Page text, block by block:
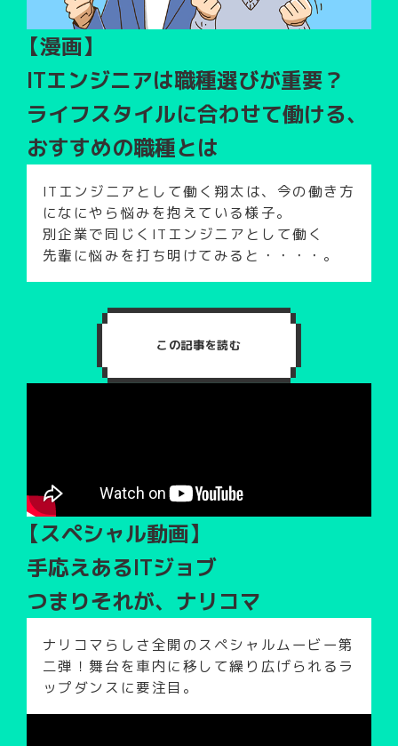
【漫画】
ITエンジニアは職種選びが重要？
ライフスタイルに合わせて働ける、
おすすめの職種とは
ITエンジニアとして働く翔太は、今の働き方
になにやら悩みを抱えている様子。
別企業で同じくITエンジニアとして働く
先輩に悩みを打ち明けてみると・・・・。
この記事を読む
【スペシャル動画】
手応えあるITジョブ
つまりそれが、ナリコマ
ナリコマらしさ全開のスペシャルムービー第
二弾！舞台を車内に移して繰り広げられるラ
ップダンスに要注目。